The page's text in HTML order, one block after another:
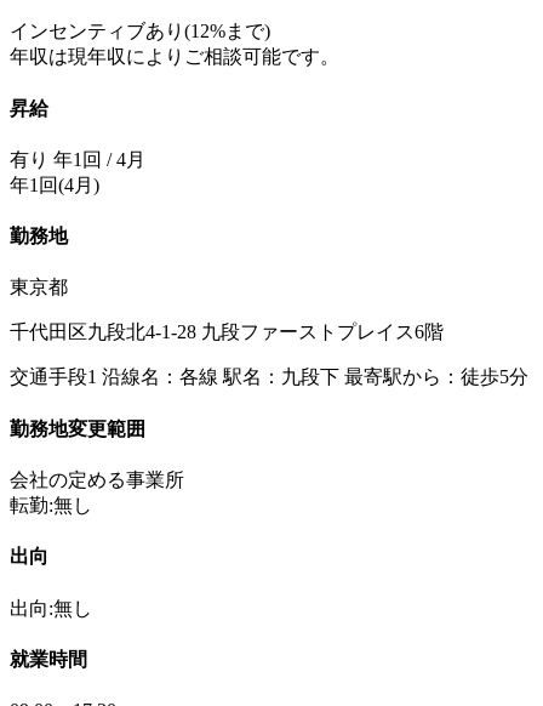
インセンティブあり(12%まで)
年収は現年収によりご相談可能です。
昇給
有り 年1回 / 4月
年1回(4月)
勤務地
東京都
千代田区九段北4-1-28 九段ファーストプレイス6階
交通手段1 沿線名：各線 駅名：九段下 最寄駅から：徒歩5分
勤務地変更範囲
会社の定める事業所
転勤:無し
出向
出向:無し
就業時間